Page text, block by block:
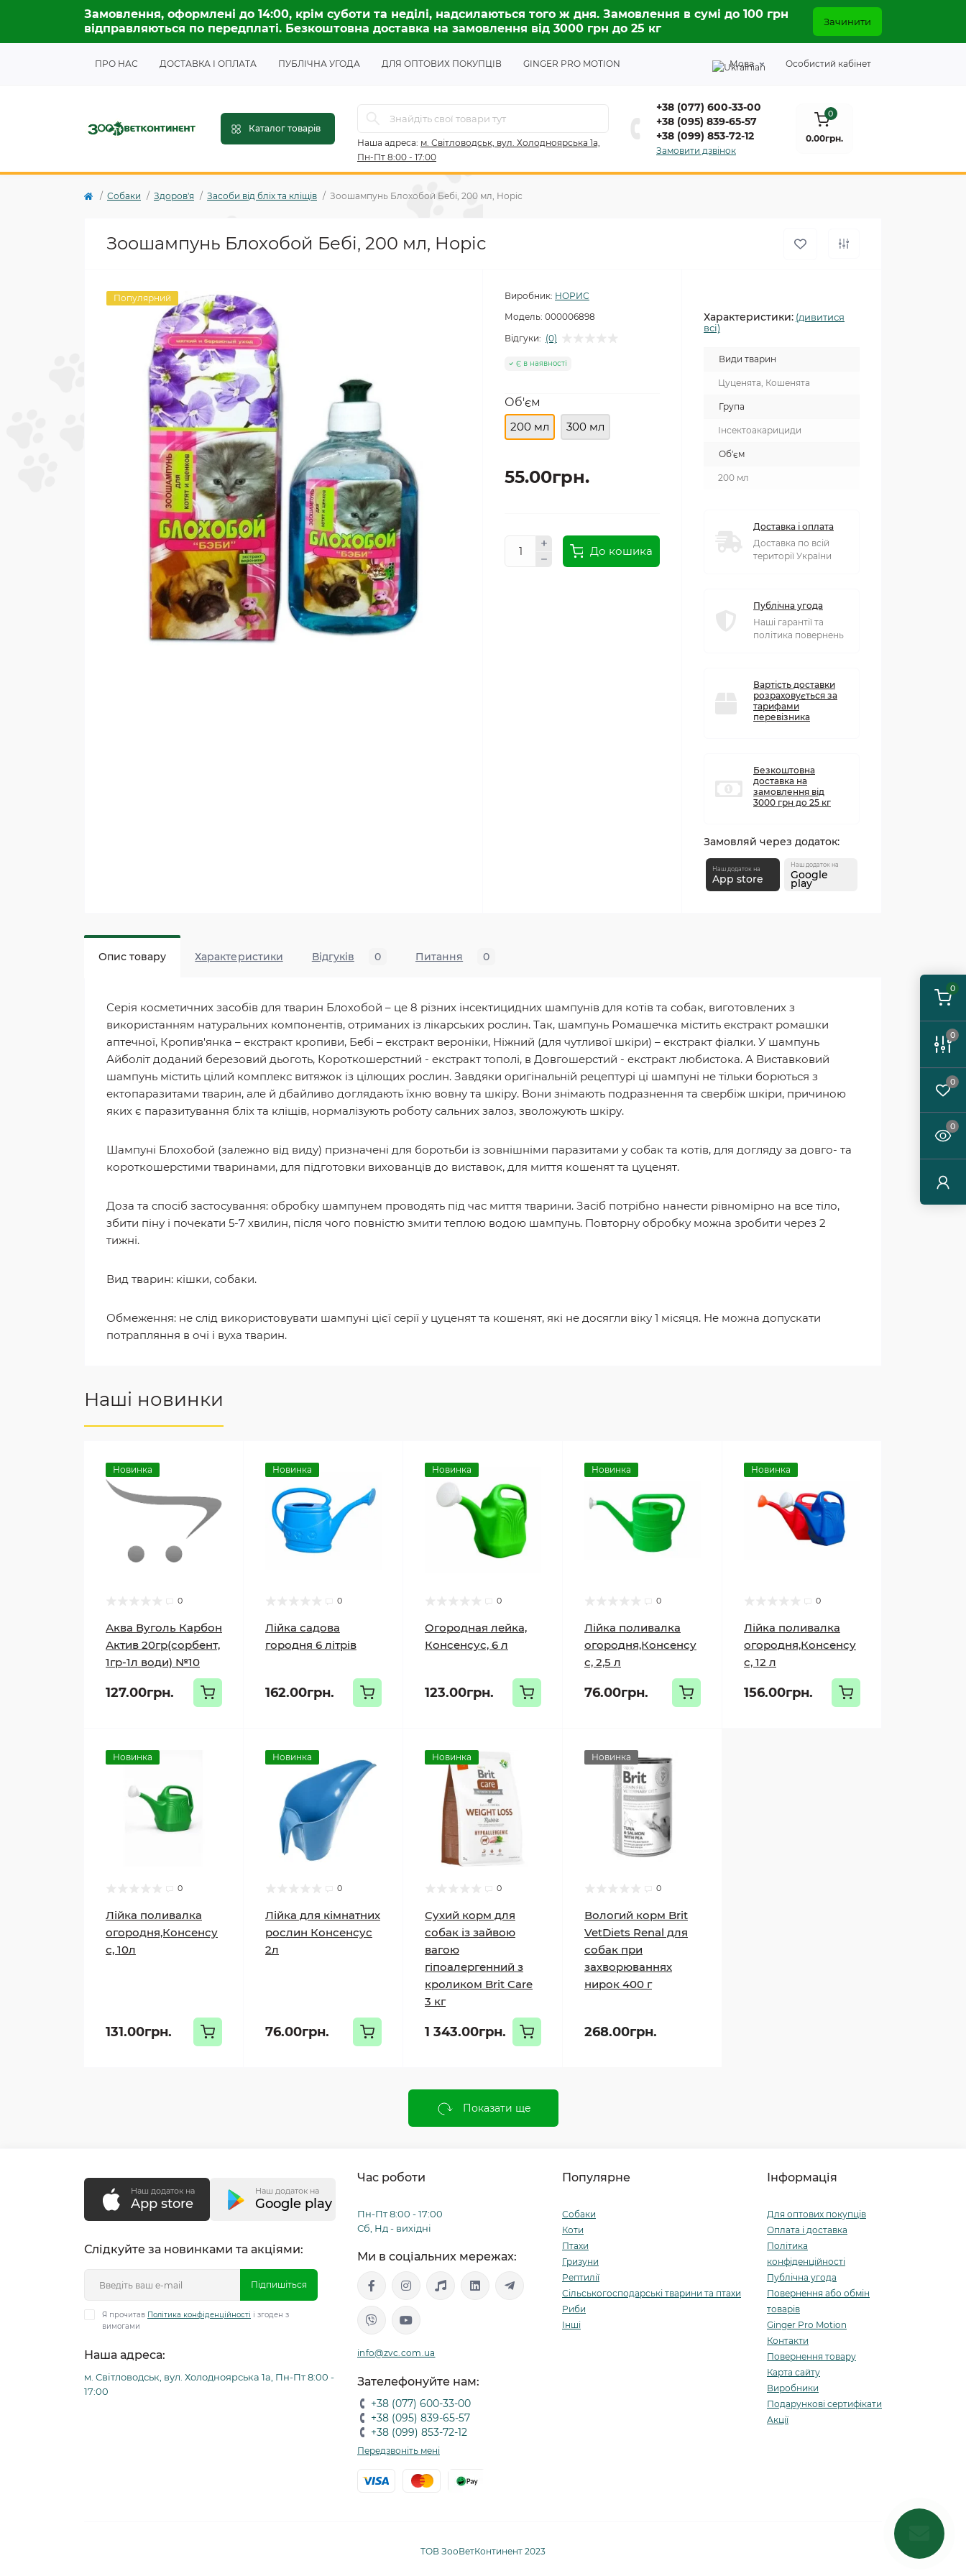
0
0
0
0
Замовлення, оформлені до 14:00, крім суботи та неділі, надсилаються того ж дня. Замовлення в сумі до 100 грн
відправляються по передплаті. Безкоштовна доставка на замовлення від 3000 грн до 25 кг
Зачинити
ПРО НАС ДОСТАВКА І ОПЛАТА ПУБЛІЧНА УГОДА ДЛЯ ОПТОВИХ ПОКУПЦІВ GINGER PRO MOTION Мова Особистий кабінет
Каталог товарів
Наша адреса: м. Світловодськ, вул. Холодноярська 1а,
Пн-Пт 8:00 - 17:00
+38 (077) 600-33-00
+38 (095) 839-65-57
+38 (099) 853-72-12
Замовити дзвінок
0
0.00грн.
Собаки Здоров'я Засоби від бліх та кліщів Зоошампунь Блохобой Бебі, 200 мл, Норіс
Зоошампунь Блохобой Бебі, 200 мл, Норіс
Популярний Виробник: НОРИС
Модель: 000006898
Відгуки: (0)
Є в наявності
Об'єм
200 мл
300 мл
55.00грн.
До кошика
Характеристики: (дивитися
всі)
Види тварин
Цуценята, Кошенята
Група
Інсектоакарициди
Об'єм
200 мл
Доставка і оплата
Доставка по всій
території України
Публічна угода
Наші гарантії та
політика повернень
Вартість доставки
розраховується за
тарифами
перевізника
Безкоштовна
доставка на
замовлення від
3000 грн до 25 кг
Замовляй через додаток:
Наш додаток на
App store
Наш додаток на
Google
play
Опис товару Характеристики Відгуків 0 Питання 0
Серія косметичних засобів для тварин Блохобой – це 8 різних інсектицидних шампунів для котів та собак, виготовлених з
використанням натуральних компонентів, отриманих із лікарських рослин. Так, шампунь Ромашечка містить екстракт ромашки
аптечної, Кропив'янка – екстракт кропиви, Бебі – екстракт вероніки, Ніжний (для чутливої шкіри) – екстракт фіалки. У шампунь
Айболіт доданий березовий дьоготь, Короткошерстний - екстракт тополі, в Довгошерстий - екстракт любистока. А Виставковий
шампунь містить цілий комплекс витяжок із цілющих рослин. Завдяки оригінальній рецептурі ці шампуні не тільки борються з
ектопаразитами тварин, але й дбайливо доглядають їхню вовну та шкіру. Вони знімають подразнення та свербіж шкіри, причиною
яких є паразитування бліх та кліщів, нормалізують роботу сальних залоз, зволожують шкіру.
Шампуні Блохобой (залежно від виду) призначені для боротьби із зовнішніми паразитами у собак та котів, для догляду за довго- та
короткошерстими тваринами, для підготовки вихованців до виставок, для миття кошенят та цуценят.
Доза та спосіб застосування: обробку шампунем проводять під час миття тварини. Засіб потрібно нанести рівномірно на все тіло,
збити піну і почекати 5-7 хвилин, після чого повністю змити теплою водою шампунь. Повторну обробку можна зробити через 2
тижні.
Вид тварин: кішки, собаки.
Обмеження: не слід використовувати шампуні цієї серії у цуценят та кошенят, які не досягли віку 1 місяця. Не можна допускати
потрапляння в очі і вуха тварин.
Наші новинки
Новинка
0
Аква Вуголь Карбон
Актив 20гр(сорбент,
1гр-1л води) №10
127.00грн.
Новинка
0
Лійка садова
городня 6 літрів
162.00грн.
Новинка
0
Огородная лейка,
Консенсус, 6 л
123.00грн.
Новинка
0
Лійка поливалка
огородня,Консенсу
с, 2,5 л
76.00грн.
Новинка
0
Лійка поливалка
огородня,Консенсу
с, 12 л
156.00грн.
Новинка
0
Лійка поливалка
огородня,Консенсу
с, 10л
131.00грн.
Новинка
0
Лійка для кімнатних
рослин Консенсус
2л
76.00грн.
Новинка
0
Сухий корм для
собак із зайвою
вагою
гіпоалергенний з
кроликом Brit Care
3 кг
1 343.00грн.
Новинка
0
Вологий корм Brit
VetDiets Renal для
собак при
захворюваннях
нирок 400 г
268.00грн.
Показати ще
Наш додаток на
App store
Наш додаток на
Google play
Слідкуйте за новинками та акціями:
Підпишіться
Я прочитав Політика конфіденційності і згоден з
вимогами
Наша адреса:
м. Світловодськ, вул. Холодноярська 1а, Пн-Пт 8:00 -
17:00
Час роботи
Пн-Пт 8:00 - 17:00
Сб, Нд - вихідні
Ми в соціальних мережах:
info@zvc.com.ua
Зателефонуйте нам:
+38 (077) 600-33-00
+38 (095) 839-65-57
+38 (099) 853-72-12
Передзвоніть мені
Популярне
Собаки
Коти
Птахи
Гризуни
Рептилії
Сільськогосподарські тварини та птахи
Риби
Інші
Інформація
Для оптових покупців
Оплата і доставка
Політика
конфіденційності
Публічна угода
Повернення або обмін
товарів
Ginger Pro Motion
Контакти
Повернення товару
Карта сайту
Виробники
Подарункові сертифікати
Акції
ТОВ ЗооВетКонтинент 2023